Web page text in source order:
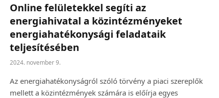
Online felületekkel segíti az
energiahivatal a közintézményeket
energiahatékonysági feladataik
teljesítésében
2024. november 9.
Az energiahatékonyságról szóló törvény a piaci szereplők
mellett a közintézmények számára is előírja egyes